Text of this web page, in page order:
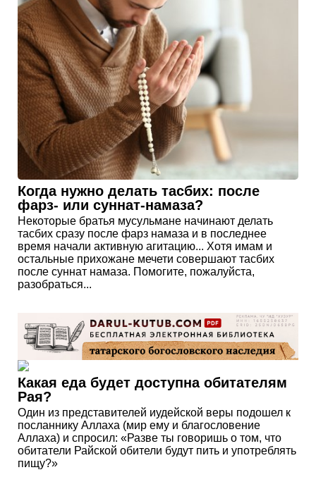
Когда нужно делать тасбих: после
фарз- или суннат-намаза?
Некоторые братья мусульмане начинают делать
тасбих сразу после фарз намаза и в последнее
время начали активную агитацию... Хотя имам и
остальные прихожане мечети совершают тасбих
после суннат намаза. Помогите, пожалуйста,
разобраться...
Какая еда будет доступна обитателям
Рая?
Один из представителей иудейской веры подошел к
посланнику Аллаха (мир ему и благословение
Аллаха) и спросил: «Разве ты говоришь о том, что
обитатели Райской обители будут пить и употреблять
пищу?»